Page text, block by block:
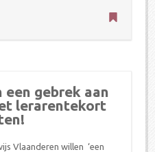
gebrek aan
lerarentekort
Vlaanderen willen ‘een